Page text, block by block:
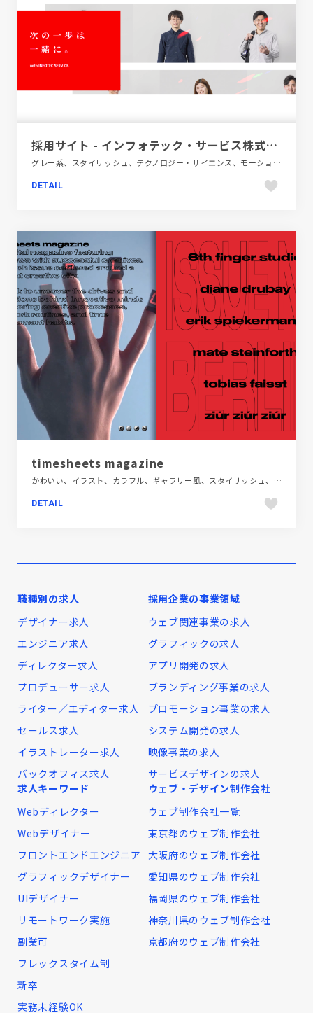
採用サイト - インフォテック・サービス株式会社
グレー系、スタイリッシュ、テクノロジー・サイエンス、モーション多め、レッド系、大きめ写真、新卒・中途採用サイト
DETAIL
timesheets magazine
かわいい、イラスト、カラフル、ギャラリー風、スタイリッシュ、タイポグラフィー、デザイン・アート・音楽・文芸、ブランド・サービスサイト、ポップ、大きめ写真、海外サイト
DETAIL
職種別の求人
デザイナー求人
エンジニア求人
ディレクター求人
プロデューサー求人
ライター／エディター求人
セールス求人
イラストレーター求人
バックオフィス求人
採用企業の事業領域
ウェブ関連事業の求人
グラフィックの求人
アプリ開発の求人
ブランディング事業の求人
プロモーション事業の求人
システム開発の求人
映像事業の求人
サービスデザインの求人
求人キーワード
Webディレクター
Webデザイナー
フロントエンドエンジニア
グラフィックデザイナー
UIデザイナー
リモートワーク実施
副業可
フレックスタイム制
新卒
実務未経験OK
ウェブ・デザイン制作会社
ウェブ制作会社一覧
東京都のウェブ制作会社
大阪府のウェブ制作会社
愛知県のウェブ制作会社
福岡県のウェブ制作会社
神奈川県のウェブ制作会社
京都府のウェブ制作会社